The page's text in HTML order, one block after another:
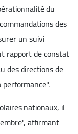
du
des
un suivi
rapport de constat
des directions de
nationaux, il
affirmant